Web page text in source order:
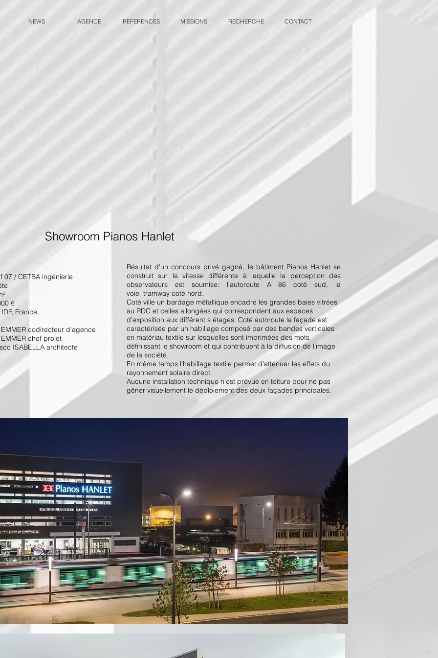
NEWS AGENCE REFERENCES MISSIONS RECHERCHE CONTACT
Showroom Pianos Hanlet
07 / CETBA ingénierie
€
France
codirecteur d'agence
chef projet
ISABELLA architecte
Résultat d'un concours privé gagné, le bâtiment Pianos Hanlet se
construit sur la vitesse différente à laquelle la perception des
observateurs est soumise: l'autoroute A 86 coté sud, la
voie tramway coté nord.
Coté ville un bardage métallique encadre les grandes baies vitrées
au RDC et celles allongées qui correspondent aux espaces
d’exposition aux différent s étages. Coté autoroute la façade est
caractérisée par un habillage composé par des bandes verticales
en matériau textile sur lesquelles sont imprimées des mots
déﬁnissant le showroom et qui contribuent à la diffusion de l’image
de la société.
En même temps l’habillage textile permet d’atténuer les effets du
rayonnement solaire direct.
Aucune installation technique n'est prévue en toiture pour ne pas
gêner visuellement le déploiement des deux façades principales.